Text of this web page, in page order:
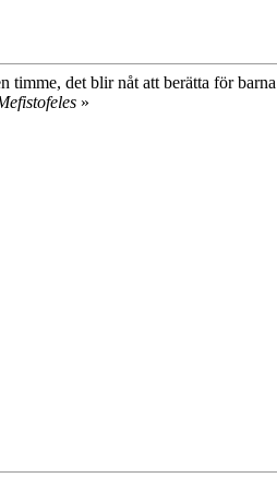
timme, det blir nåt att berätta för
»